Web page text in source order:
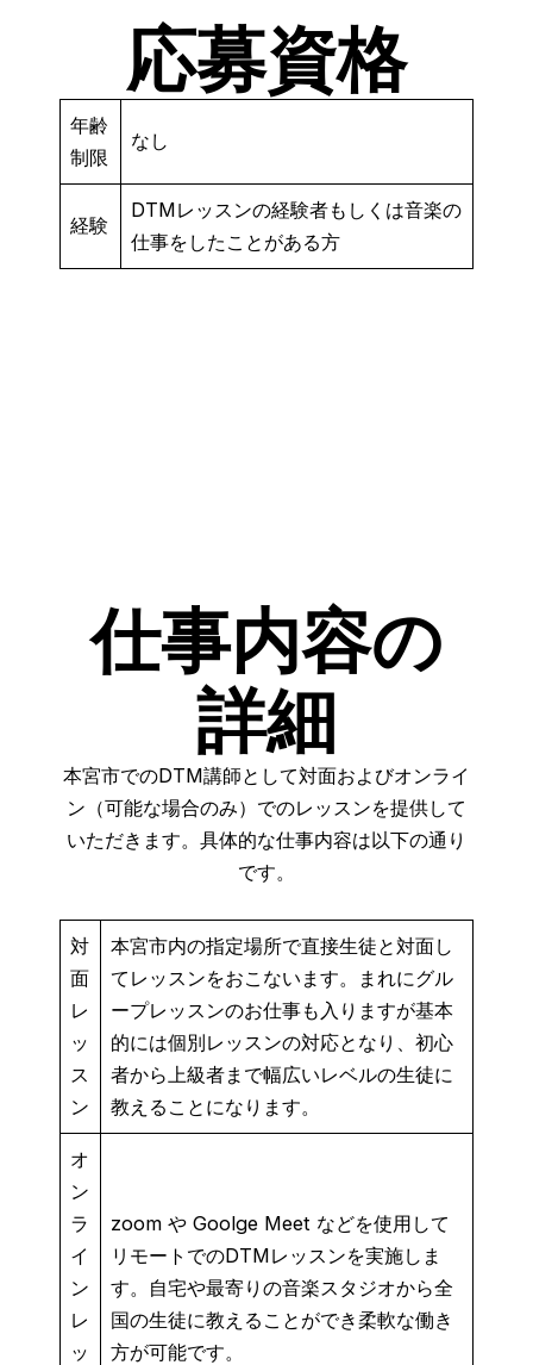
応募資格
年齢
制限
なし
経験
DTMレッスンの経験者もしくは音楽の
仕事をしたことがある方
仕事内容の
詳細
本宮市でのDTM講師として対面およびオンライ
ン（可能な場合のみ）でのレッスンを提供して
いただきます。具体的な仕事内容は以下の通り
です。
対
面
レ
ッ
ス
ン
本宮市内の指定場所で直接生徒と対面し
てレッスンをおこないます。まれにグル
ープレッスンのお仕事も入りますが基本
的には個別レッスンの対応となり、初心
者から上級者まで幅広いレベルの生徒に
教えることになります。
オ
ン
ラ
イ
ン
レ
ッ
zoom や Goolge Meet などを使用して
リモートでのDTMレッスンを実施しま
す。自宅や最寄りの音楽スタジオから全
国の生徒に教えることができ柔軟な働き
方が可能です。